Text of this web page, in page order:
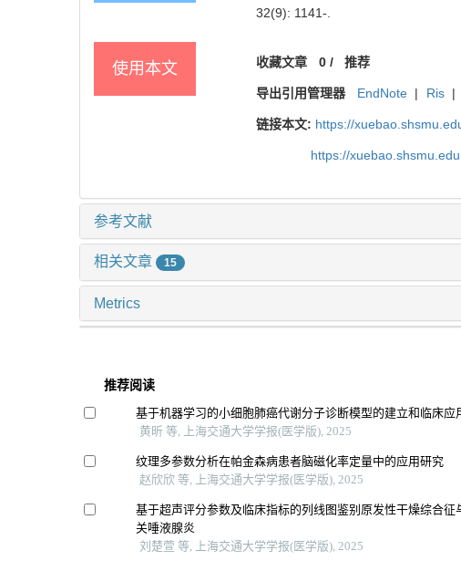
32(9): 1141-.
使用本文 收藏文章 0/ 推荐
导出引用管理器 EndNote | Ris |
链接本文: https://
https://
参考文献
相关文章 15
Metrics
推荐阅读
基于机器学习的小细胞肺癌代谢分子诊断模型的建立和临床应
黄昕 等, 上海交通大学学报(医学版), 2025
纹理多参数分析在帕金森病患者脑磁化率定量中的应用研究
赵欣欣 等, 上海交通大学学报(医学版), 2025
基于超声评分参数及临床指标的列线图鉴别原发性干燥综合征
关唾液腺炎
刘楚萱 等, 上海交通大学学报(医学版), 2025